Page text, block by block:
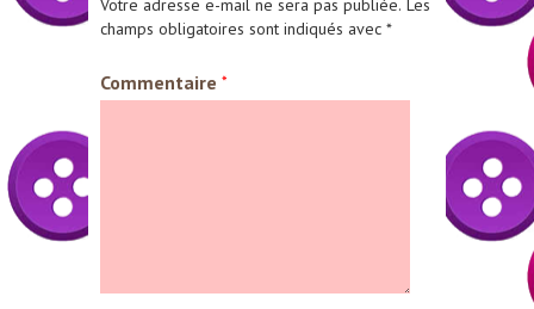
Votre adresse e-mail ne sera pas publiée. Les
champs obligatoires sont indiqués avec *
Commentaire *